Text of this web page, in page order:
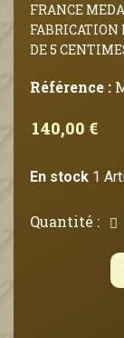
FRANCE
FABRICATION
DE 5
Référence :
140,00 €
En stock 1
Quantité :